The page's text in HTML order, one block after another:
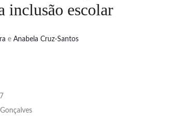
inclusão escolar
e Anabela Cruz-Santos